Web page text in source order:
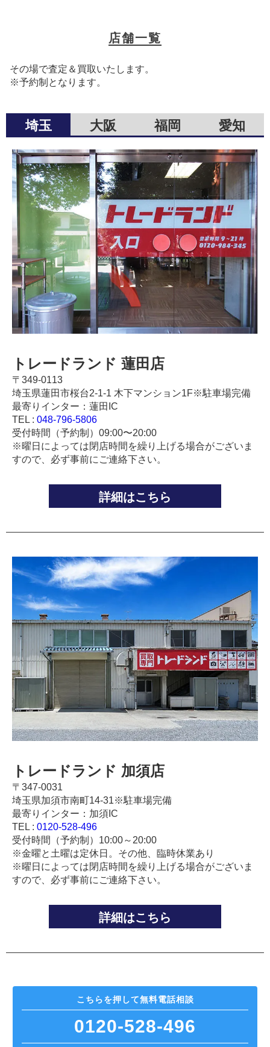
店舗一覧
その場で査定＆買取いたします。
※予約制となります。
埼玉 大阪 福岡 愛知
トレードランド 蓮田店
〒349-0113
埼玉県蓮田市桜台2-1-1 木下マンション1F※駐車場完備
最寄りインター：蓮田IC
TEL : 048-796-5806
受付時間（予約制）09:00〜20:00
※曜日によっては閉店時間を繰り上げる場合がございま
すので、必ず事前にご連絡下さい。
詳細はこちら
トレードランド 加須店
〒347-0031
埼玉県加須市南町14-31※駐車場完備
最寄りインター：加須IC
TEL : 0120-528-496
受付時間（予約制）10:00～20:00
※金曜と土曜は定休日。その他、臨時休業あり
※曜日によっては閉店時間を繰り上げる場合がございま
すので、必ず事前にご連絡下さい。
詳細はこちら
こちらを押して無料電話相談
0120-528-496